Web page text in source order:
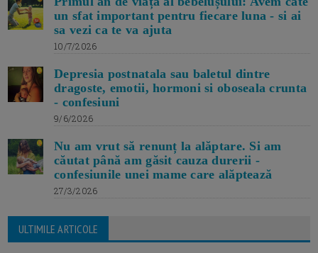
un sfat important pentru fiecare luna - si ai
sa vezi ca te va ajuta
10/7/2026
Depresia postnatala sau baletul dintre
dragoste, emotii, hormoni si oboseala crunta
- confesiuni
9/6/2026
Nu am vrut să renunț la alăptare. Si am
căutat până am găsit cauza durerii -
confesiunile unei mame care alăptează
27/3/2026
ULTIMILE ARTICOLE